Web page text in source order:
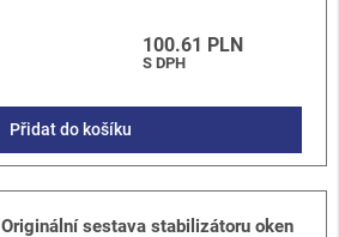
100.61 PLN
S DPH
Přidat do košíku
Originální sestava stabilizátoru oken